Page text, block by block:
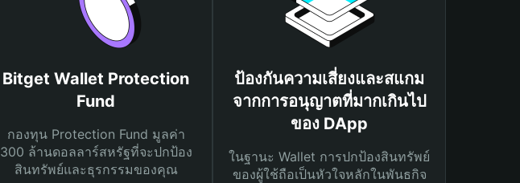
Bitget Wallet Protection
Fund
กองทุน Protection Fund มูลค่า
300 ล้านดอลลาร์สหรัฐที่จะปกป้อง
สินทรัพย์และธุรกรรมของคุณ
ป้องกันความเสี่ยงและสแกม
จากการอนุญาตที่มากเกินไป
ของ DApp
ในฐานะ Wallet การปกป้องสินทรัพย์
ของผู้ใช้ถือเป็นหัวใจหลักในพันธกิจ